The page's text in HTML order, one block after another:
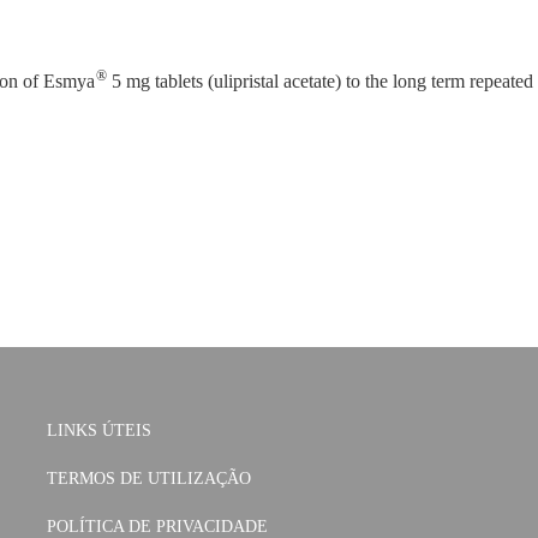
of Esmya® 5 mg tablets (ulipristal acetate) to the long term repeated
LINKS ÚTEIS
TERMOS DE UTILIZAÇÃO
POLÍTICA DE PRIVACIDADE